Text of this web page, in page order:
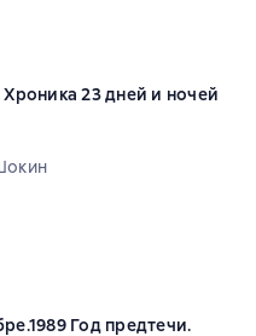
23 дней и ночей
5 на основе 1 оценок
Год предтечи.